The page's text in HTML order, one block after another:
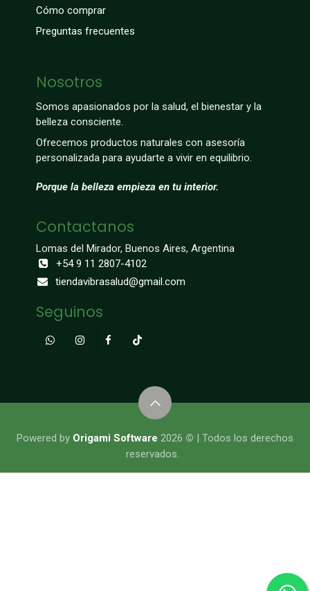
Cómo comprar
Preguntas frecuentes
Nosotros
Somos apasionados por la salud, el bienestar y la
belleza consciente.
Ofrecemos productos naturales con asesoría
personalizada para ayudarte a vivir en equilibrio.
Porque la belleza empieza en tu interior.
Contactanos
Lomas del Mirador, Buenos Aires, Argentina
+54 9 11 2807-4102
tiendavibrasalud@gmail.com
Seguinos
​​​​​​​​Powered by Origami Software 2026 ©
| Todos los derechos
reservados.